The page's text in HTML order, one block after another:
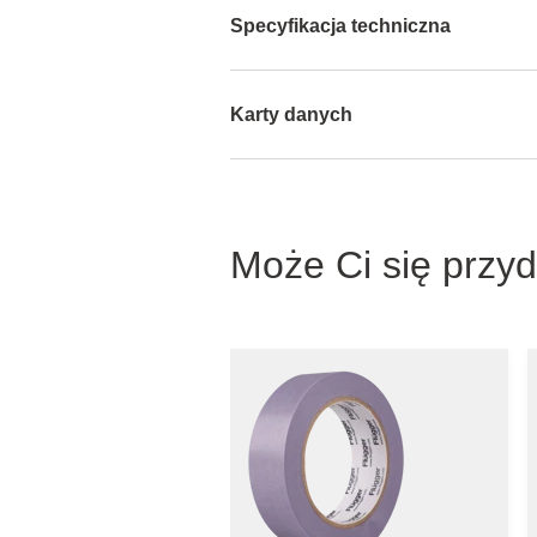
Specyfikacja techniczna
Karty danych
Może Ci się